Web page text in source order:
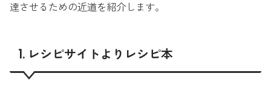
達させるための近道を紹介します。
1. レシピサイトよりレシピ本